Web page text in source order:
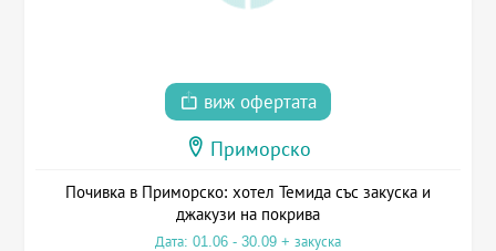
виж офертата
Приморско
Почивка в Приморско: хотел Темида със закуска и
джакузи на покрива
Дата: 01.06 - 30.09 + закуска